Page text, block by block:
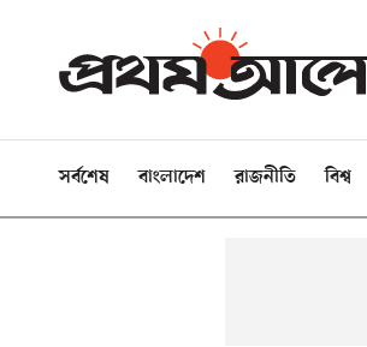
সর্বশেষ বাংলাদেশ রাজনীতি বিশ্ব